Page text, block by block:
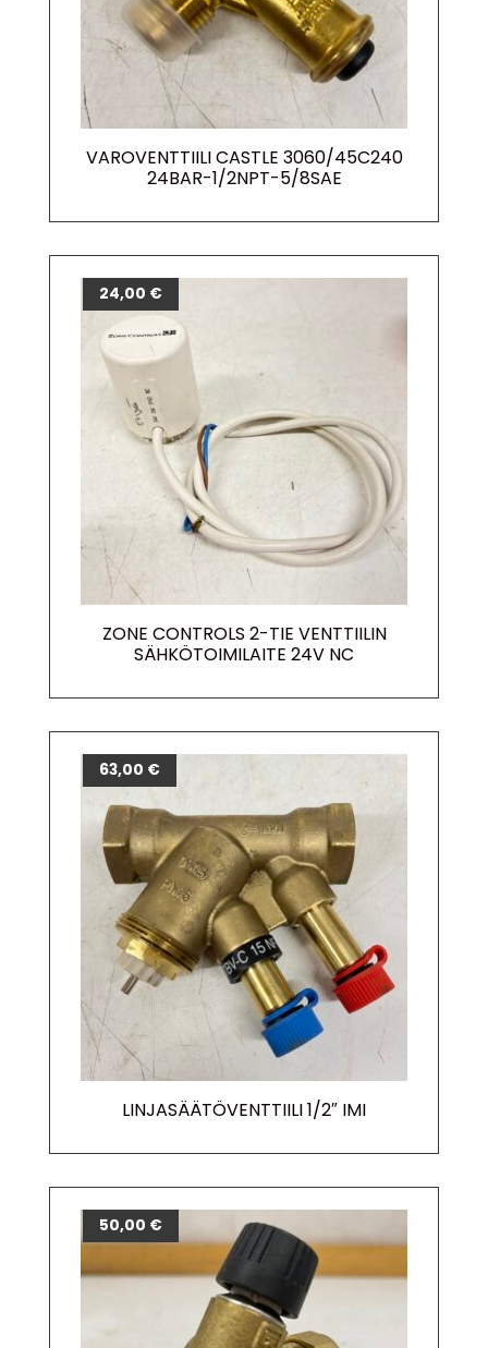
VAROVENTTIILI CASTLE 3060/45C240
24BAR-1/2NPT-5/8SAE
ZONE CONTROLS 2-TIE VENTTIILIN
SÄHKÖTOIMILAITE 24V NC
24,00 €
LINJASÄÄTÖVENTTIILI 1/2″ IMI
63,00 €
50,00 €